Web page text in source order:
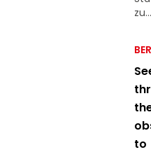
zu...
to